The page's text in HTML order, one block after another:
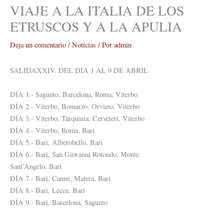
VIAJE A LA ITALIA DE LOS
ETRUSCOS Y A LA APULIA
Deja un comentario / Noticias / Por admin
SALIDAXXIV. DEL DÍA 1 AL 9 DE ABRIL
DÍA 1.- Sagunto, Barcelona, Roma, Viterbo
DÍA 2.- Viterbo, Bomarzo, Orvieto, Viterbo
DÍA 3.- Viterbo, Tarquinia, Cerveteri, Viterbo
DÍA 4.- Viterbo, Roma, Bari
DÍA 5.- Bari, Alberobello, Bari
DÍA 6.- Bari, San Giovanni Rotondo, Monte
Sant’Angelo, Bari
DÍA 7.- Bari, Canne, Matera, Bari
DÍA 8.- Bari, Lecce, Bari
DÍA 9.- Bari, Barcelona, Sagunto